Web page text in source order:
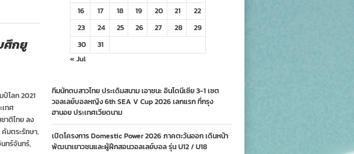
ศึกยู
โลก 2021
เทศ
าติไทย ลง
มตระรักษา,
ทร์จันทร์,
16
17 18 19 20 21
22
23
24 25 26 27 28
29
30
31
« Jul
ทีมนักตบสาวไทย ประเดิมสนาม เอาชนะ อินโดนีเซีย 3-1 เซต
วอลเลย์บอลหญิง 6th SEA V Cup 2026 เลกแรก ที่กรุง
ฮานอย ประเทศเวียดนาม
เปิดโครงการ Domestic Power 2026 ภาคตะวันออก เดินหน้า
พัฒนาเยาวชนและผู้ฝึกสอนวอลเลย์บอล รุ่น U12 / U18